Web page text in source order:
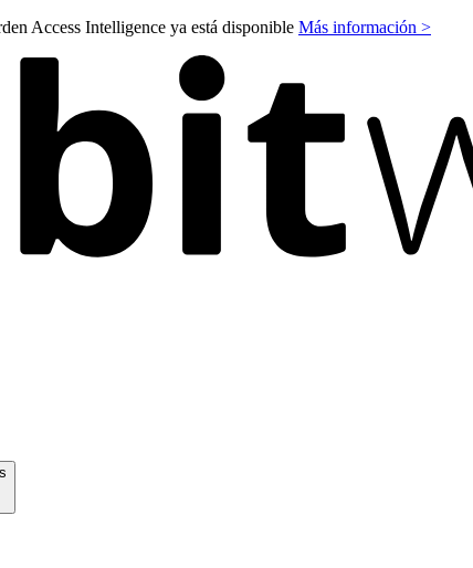
Access Intelligence ya está disponible Más información >